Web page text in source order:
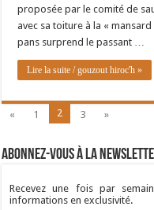
proposée par le comité de
avec sa toiture à la «
pans surprend le passant …
Lire la suite / gouzout hiroc'h »
« 1 2 3 »
Abonnez-vous à la
Recevez une fois par
informations en exclusivité.